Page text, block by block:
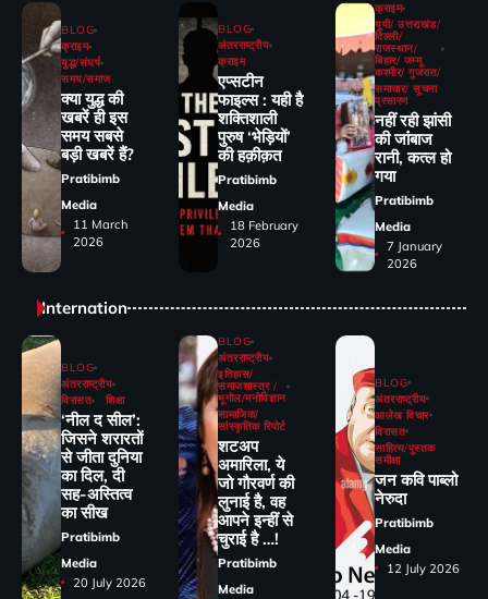
BLOG
क्राइम
युद्ध/संघर्ष
समय/समाज
क्या युद्ध की
खबरें ही इस
समय सबसे
बड़ी खबरें हैं?
Pratibimb
Media
11 March
2026
BLOG
अंतरराष्ट्रीय
क्राइम
एप्सटीन
फाइल्स : यही है
शक्तिशाली
पुरुष ‘भेड़ियों’
की हक़ीक़त
Pratibimb
Media
18 February
2026
क्राइम
यूपी/ उत्तराखंड/
दिल्ली/
राजस्थान/
बिहार/ जम्मू
कश्मीर/ गुजरात/
समाचार/ सूचना
प्रसारण
नहीं रही झांसी
की जांंबाज
रानी, कत्‍ल हो
गया
Pratibimb
Media
7 January
2026
Internation
BLOG
अंतरराष्ट्रीय
विरासत
शिक्षा
‘नील द सील’:
जिसने शरारतों
से जीता दुनिया
का दिल, दी
सह-अस्तित्व
का सीख
Pratibimb
Media
20 July 2026
BLOG
अंतरराष्ट्रीय
इतिहास/
समाजशास्त्र /
भूगोल/मनोविज्ञान
सामाजिक/
सांस्कृतिक रिपोर्ट
शटअप
अमारिला, ये
जो गौरवर्ण की
लुनाई है, वह
आपने इन्हीं से
चुराई है …!
Pratibimb
Media
BLOG
अंतरराष्ट्रीय
आलेख विचार
विरासत
साहित्य/पुस्तक
समीक्षा
जन कवि पाब्लो
नेरुदा
Pratibimb
Media
12 July 2026